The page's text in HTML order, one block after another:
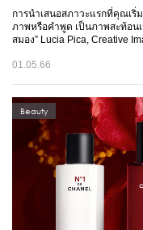
การนำเสนอสภาวะแรกที่คุณเริ่
ภาพหรือคำพูด เป็นภาพสะท้อน
สมอง” Lucia Pica, Creative
01.05.66
Beauty